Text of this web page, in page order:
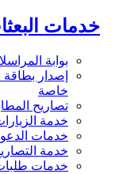
خدمات
بوابة
إصدار
خاصة
تصاريح
خدمة
خدمات
خدمة
خدمات